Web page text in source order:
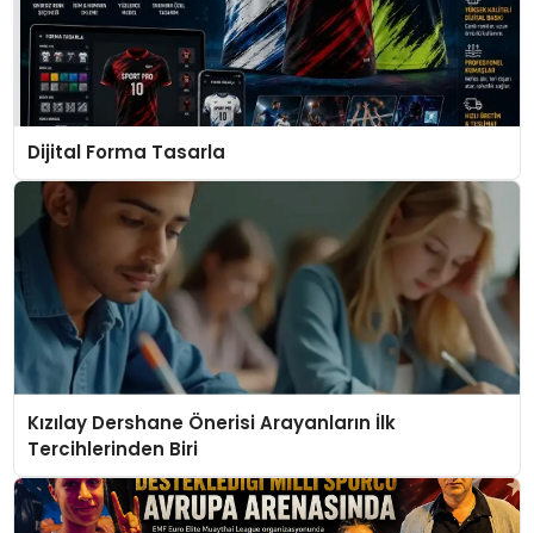
Dijital Forma Tasarla
Kızılay Dershane Önerisi Arayanların İlk
Tercihlerinden Biri